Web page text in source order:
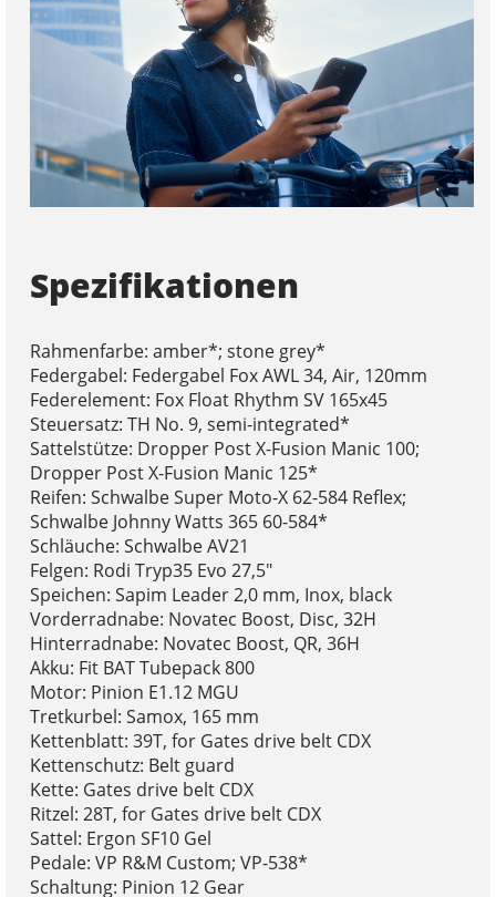
Spezifikationen
Rahmenfarbe: amber*; stone grey*
Federgabel: Federgabel Fox AWL 34, Air, 120mm
Federelement: Fox Float Rhythm SV 165x45
Steuersatz: TH No. 9, semi-integrated*
Sattelstütze: Dropper Post X-Fusion Manic 100;
Dropper Post X-Fusion Manic 125*
Reifen: Schwalbe Super Moto-X 62-584 Reflex;
Schwalbe Johnny Watts 365 60-584*
Schläuche: Schwalbe AV21
Felgen: Rodi Tryp35 Evo 27,5"
Speichen: Sapim Leader 2,0 mm, Inox, black
Vorderradnabe: Novatec Boost, Disc, 32H
Hinterradnabe: Novatec Boost, QR, 36H
Akku: Fit BAT Tubepack 800
Motor: Pinion E1.12 MGU
Tretkurbel: Samox, 165 mm
Kettenblatt: 39T, for Gates drive belt CDX
Kettenschutz: Belt guard
Kette: Gates drive belt CDX
Ritzel: 28T, for Gates drive belt CDX
Sattel: Ergon SF10 Gel
Pedale: VP R&M Custom; VP-538*
Schaltung: Pinion 12 Gear